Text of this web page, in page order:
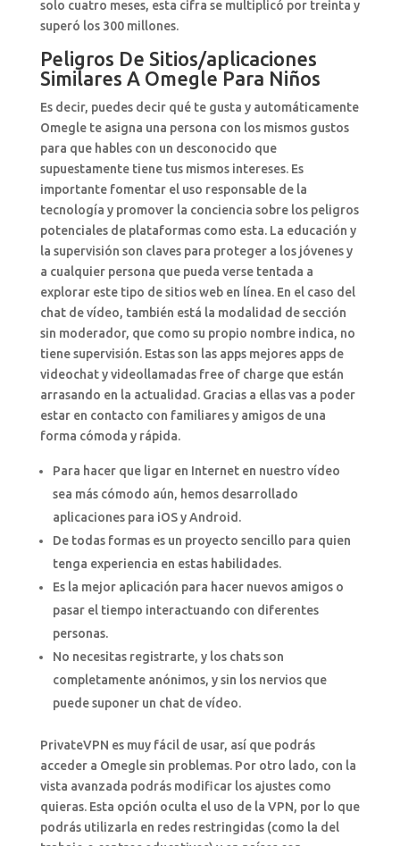
solo cuatro meses, esta cifra se multiplicó por treinta y
superó los 300 millones.
Peligros De Sitios/aplicaciones
Similares A Omegle Para Niños
Es decir, puedes decir qué te gusta y automáticamente
Omegle te asigna una persona con los mismos gustos
para que hables con un desconocido que
supuestamente tiene tus mismos intereses. Es
importante fomentar el uso responsable de la
tecnología y promover la conciencia sobre los peligros
potenciales de plataformas como esta. La educación y
la supervisión son claves para proteger a los jóvenes y
a cualquier persona que pueda verse tentada a
explorar este tipo de sitios web en línea. En el caso del
chat de vídeo, también está la modalidad de sección
sin moderador, que como su propio nombre indica, no
tiene supervisión. Estas son las apps mejores apps de
videochat y videollamadas free of charge que están
arrasando en la actualidad. Gracias a ellas vas a poder
estar en contacto con familiares y amigos de una
forma cómoda y rápida.
Para hacer que ligar en Internet en nuestro vídeo
sea más cómodo aún, hemos desarrollado
aplicaciones para iOS y Android.
De todas formas es un proyecto sencillo para quien
tenga experiencia en estas habilidades.
Es la mejor aplicación para hacer nuevos amigos o
pasar el tiempo interactuando con diferentes
personas.
No necesitas registrarte, y los chats son
completamente anónimos, y sin los nervios que
puede suponer un chat de vídeo.
PrivateVPN es muy fácil de usar, así que podrás
acceder a Omegle sin problemas. Por otro lado, con la
vista avanzada podrás modificar los ajustes como
quieras. Esta opción oculta el uso de la VPN, por lo que
podrás utilizarla en redes restringidas (como la del